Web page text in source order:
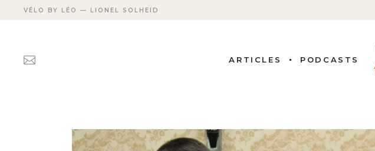
VÉLO BY LÉO — LIONEL SOLHEID
ARTICLES
FICHES COUREURS
PODCASTS